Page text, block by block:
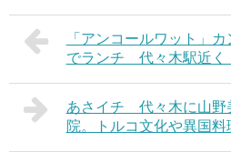
「アンコールワット」
でランチ 代々木駅近
あさイチ 代々木に山野
院。トルコ文化や異国料